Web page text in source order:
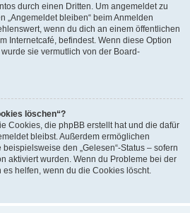
durch einen Dritten. Um angemeldet zu
„Angemeldet bleiben“ beim Anmelden
wenn du dich an einem öffentlichen
Internetcafé, befindest. Wenn diese Option
sie vermutlich von der Board-
löschen“?
Cookies, die phpBB erstellt hat und die dafür
bleibst. Außerdem ermöglichen
den „Gelesen“-Status – sofern
aktiviert wurden. Wenn du Probleme bei der
helfen, wenn du die Cookies löscht.